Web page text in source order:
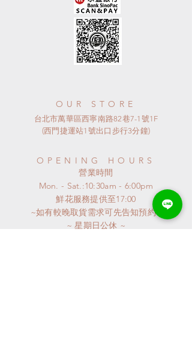
OUR STORE
台北市萬華區西寧南路82巷7-1號1F
(西門捷運站1號出口步行3分鐘)
OPENING HOURS
​營業時間
Mon. - Sat.:10:30am - 6:00pm
​鮮花服務提供至17:00
~如有較晚取貨需求可先告知預約~
​~ 星期日公休 ~